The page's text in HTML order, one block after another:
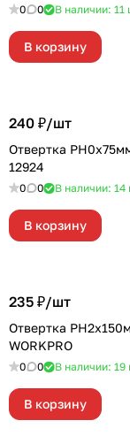
0 0 В наличии: 11
В корзину
240 ₽/шт
Отвертка
12924
0 0 В наличии: 14
В корзину
235 ₽/шт
Отвертка
WORKPRO
0 0 В наличии: 19
В корзину